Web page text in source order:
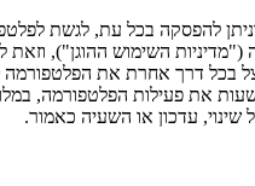
וניתן להפסקה בכל עת, לגשת
השימוש ההוגן"), וזאת
בכל דרך אחרת את
את פעילות הפלטפורמה,
עדכון או השעיה כאמור.